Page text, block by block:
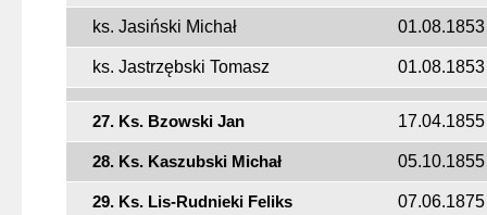
ks. Jasiński Michał 01.08.1853
ks. Jastrzębski Tomasz 01.08.1853
27. Ks. Bzowski Jan 17.04.1855
28. Ks. Kaszubski Michał 05.10.1855
29. Ks. Lis-Rudnieki Feliks 07.06.1875